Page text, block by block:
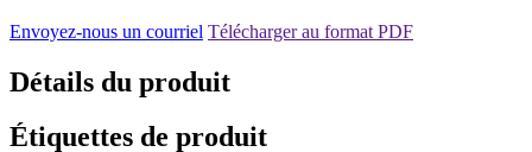
Envoyez-nous un courriel Télécharger au format PDF
Détails du produit
Étiquettes de produit